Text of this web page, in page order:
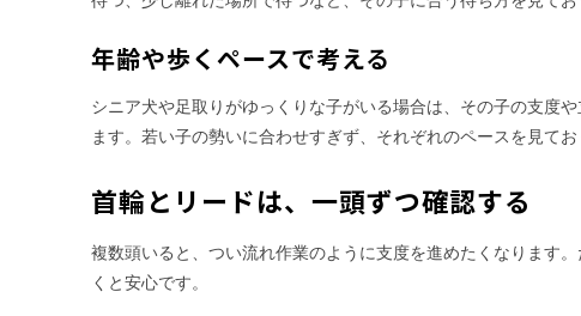
年齢や歩くペースで考える
シニア犬や足取りがゆっくりな子がいる場合は、その子の支度
ます。若い子の勢いに合わせすぎず、それぞれのペースを見てお
首輪とリードは、一頭ずつ確認する
複数頭いると、つい流れ作業のように支度を進めたくなります
くと安心です。